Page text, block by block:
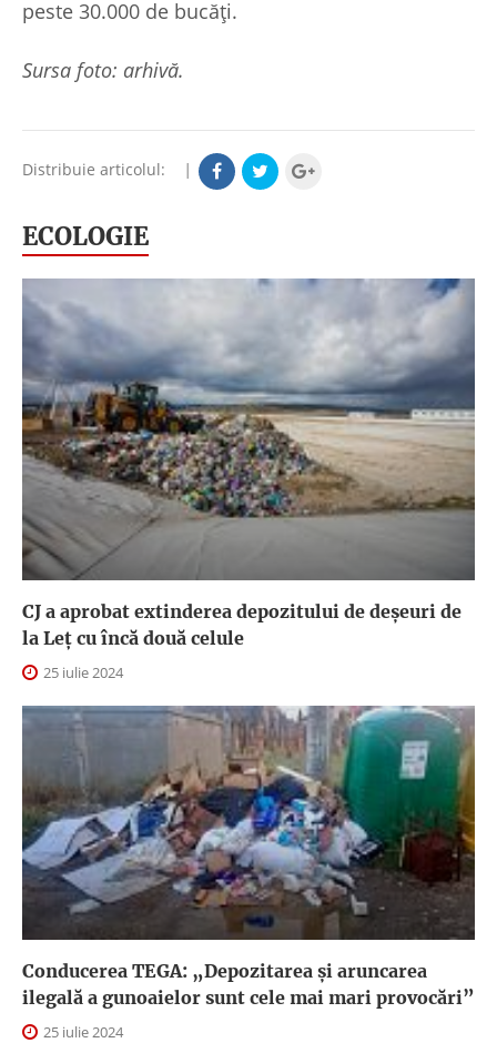
peste 30.000 de bucăți.
Sursa foto: arhivă.
Distribuie articolul: |
ECOLOGIE
CJ a aprobat extinderea depozitului de deşeuri de
la Leţ cu încă două celule
25 iulie 2024
Conducerea TEGA: „Depozitarea și aruncarea
ilegală a gunoaielor sunt cele mai mari provocări”
25 iulie 2024